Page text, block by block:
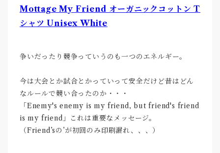
Mottage My Friend オーガニックコットン T
シャツ Unisex White
争いだったり競争っていうのも一つのエネルギー。
今は大会とか試合とかっていって安全だけど昔はどん
なルールで競い合ったのか・・・
「Enemy's enemy is my friend, but friend's friend
is my friend」これは重要なメッセージ。
（Friend’sの’が初回のみ印刷漏れ、、、）